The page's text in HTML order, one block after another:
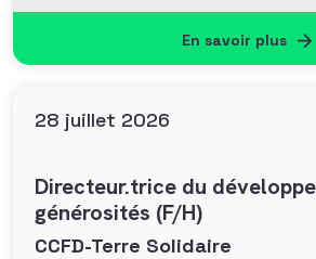
En savoir plus
28 juillet 2026
Directeur.trice du
générosités (F/H)
CCFD-Terre Solidaire